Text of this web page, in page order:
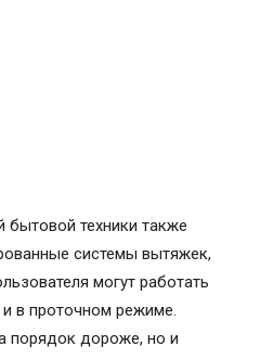
бытовой техники также
системы вытяжек,
могут работать
в проточном режиме.
порядок дороже, но и